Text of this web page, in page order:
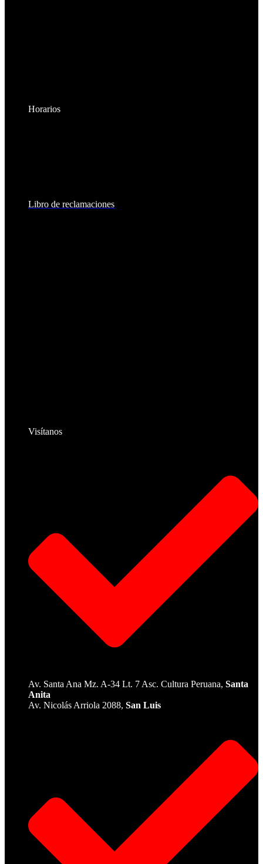
Horarios
Libro de reclamaciones
Visítanos
Av. Santa Ana Mz. A-34 Lt. 7 Asc. Cultura Peruana, Santa
Anita
Av. Nicolás Arriola 2088, San Luis